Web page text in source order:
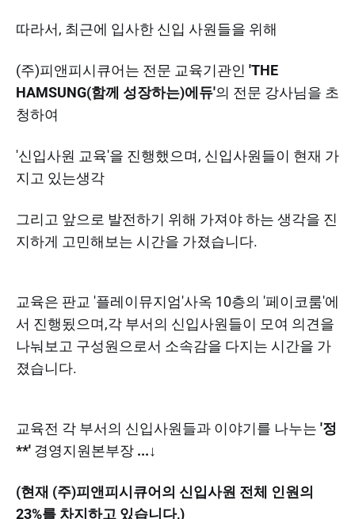
따라서, 최근에 입사한 신입 사원들을 위해
(주)피앤피시큐어는 전문 교육기관인 'THE
HAMSUNG(함께 성장하는)에듀'의 전문 강사님을 초
청하여
​'신입사원 교육'을 진행했으며, 신입사원들이 현재 가
지고 있는생각
그리고 앞으로 발전하기 위해 가져야 하는 생각을 진
지하게 고민해보는 시간을 가졌습니다.
​교육은 판교 '플레이뮤지엄'사옥 10층의 '페이코룸'에
서 진행됬으며,각 부서의 신입사원들이 모여 의견을
나눠보고 구성원으로서 소속감을 다지는 시간을 가
졌습니다.
교육전 각 부서의 신입사원들과 이야기를 나누는 '정
**' 경영지원본부장 ...↓
(현재 (주)피앤피시큐어의 신입사원 전체 인원의
23%를 차지하고 있습니다,)